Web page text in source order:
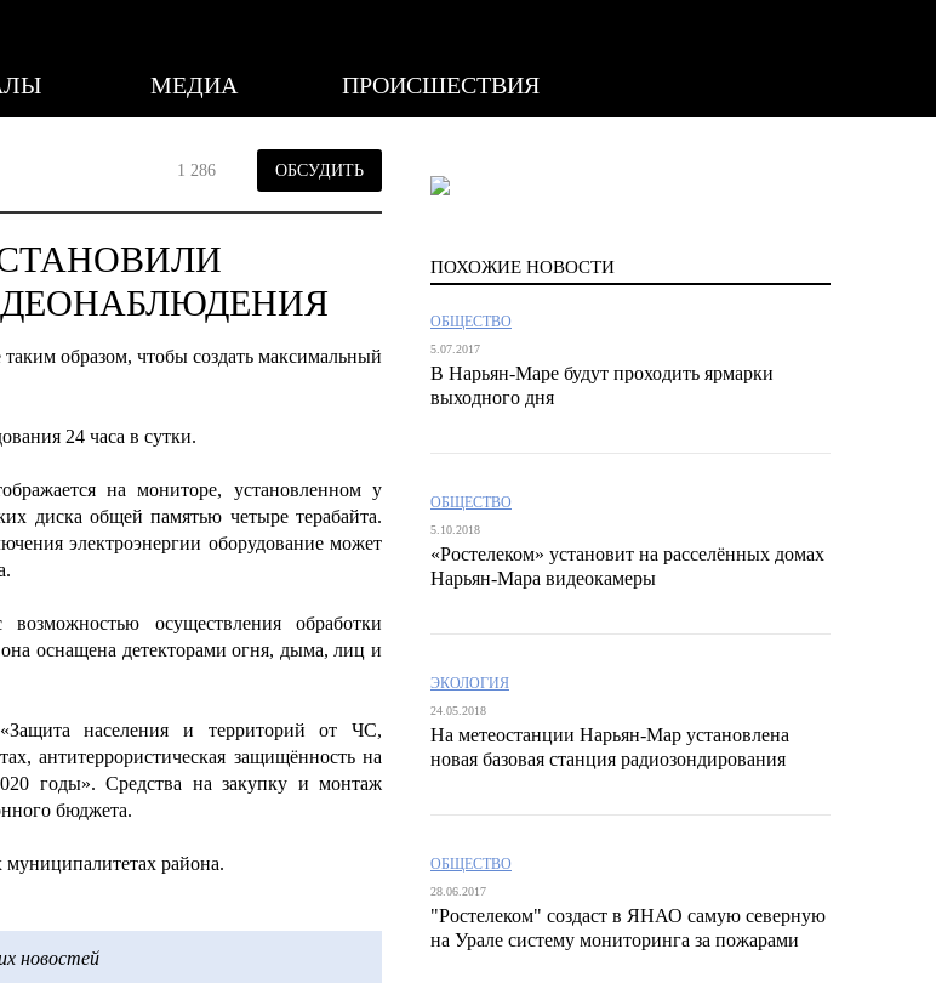
МЕДИА ПРОИСШЕСТВИЯ
1 286 ОБСУДИТЬ
образом, чтобы создать максимальный
24 часа в сутки.
на мониторе, установленном у
диска общей памятью четыре терабайта.
электроэнергии оборудование может
осуществления обработки
оснащена детекторами огня, дыма, лиц и
населения и территорий от ЧС,
антитеррористическая защищённость на
годы». Средства на закупку и монтаж
бюджета.
муниципалитетах района.
новостей
ПОХОЖИЕ НОВОСТИ
ОБЩЕСТВО
5.07.2017
В Нарьян-Маре будут проходить ярмарки
выходного дня
ОБЩЕСТВО
5.10.2018
«Ростелеком» установит на расселённых домах
Нарьян-Мара видеокамеры
ЭКОЛОГИЯ
24.05.2018
На метеостанции Нарьян-Мар установлена
новая базовая станция радиозондирования
ОБЩЕСТВО
28.06.2017
"Ростелеком" создаст в ЯНАО самую северную
на Урале систему мониторинга за пожарами